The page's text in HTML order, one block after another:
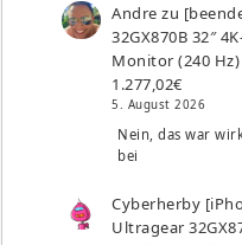
Andre zu
32GX870B 32″
Monitor (240
1.277,02€
5. August 2026
Nein, das war
bei
Cyberherby
Ultragear